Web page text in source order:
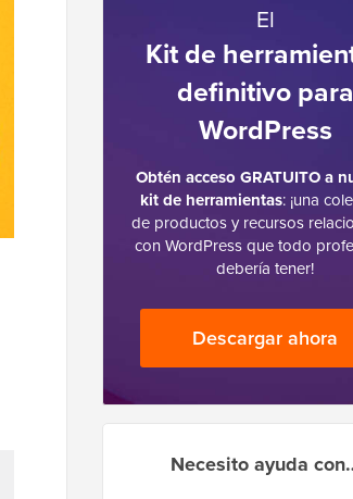
El
Kit de
definitivo para
WordPress
Obtén acceso GRATUITO a
kit de herramientas: ¡una
de productos y recursos
con WordPress que todo
debería tener!
Descargar ahora
Necesito ayuda